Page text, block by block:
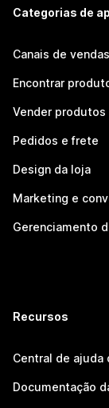
Categorias de
Canais de vendas
Encontrar
Vender produtos
Pedidos e frete
Design da loja
Marketing e
Gerenciamento
Recursos
Central de ajuda
Documentação